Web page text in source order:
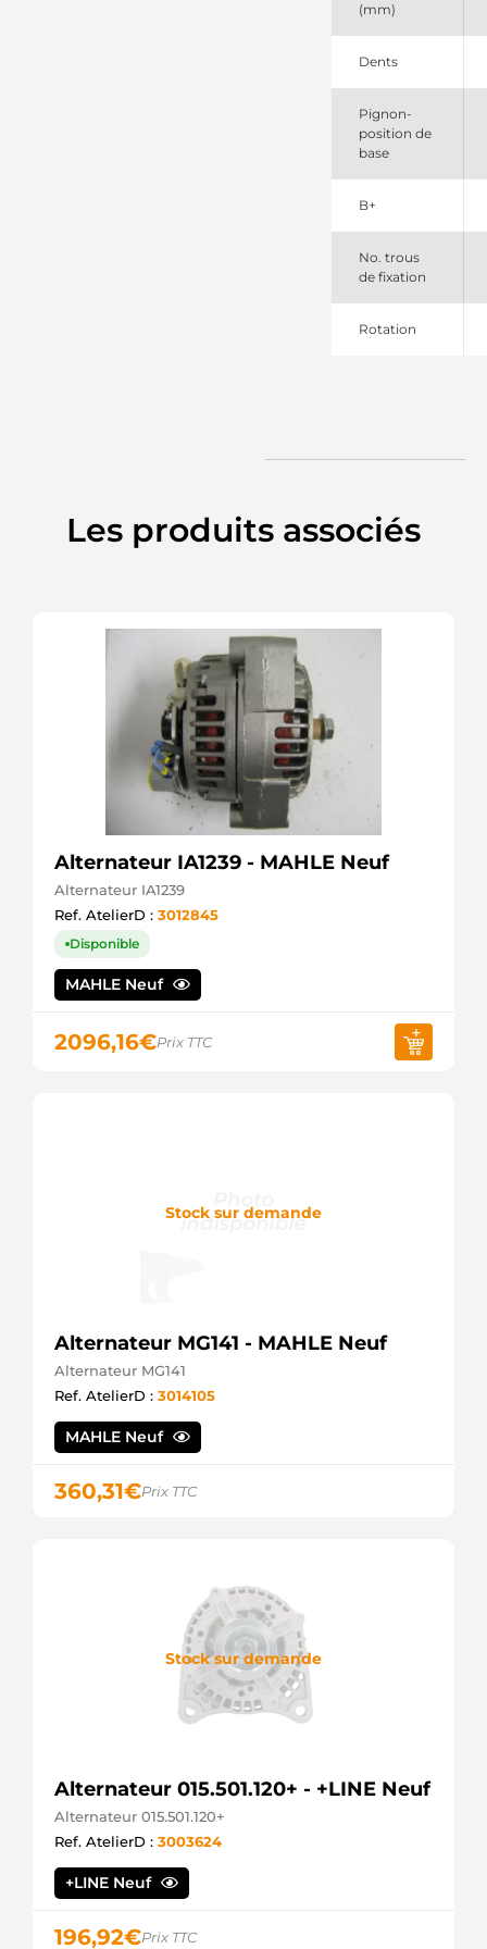
254018
Elstock
300576093
3136
CEVAM
8022510F
Friesen
922510
EDR
CS1576
(mm)
Dents
Pignon-
position de
base
B+
No. trous
de fixation
Rotation
Les produits associés
Alternateur IA1239 - MAHLE Neuf
Alternateur IA1239
Ref. AtelierD : 3012845
Disponible
MAHLE Neuf
2096,16€Prix TTC
Stock sur demande
Alternateur MG141 - MAHLE Neuf
Alternateur MG141
Ref. AtelierD : 3014105
MAHLE Neuf
360,31€Prix TTC
Stock sur demande
Alternateur 015.501.120+ - +LINE Neuf
Alternateur 015.501.120+
Ref. AtelierD : 3003624
+LINE Neuf
196,92€Prix TTC